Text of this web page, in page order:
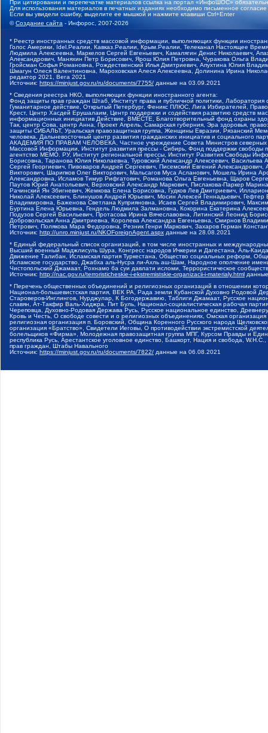
При цитировании и перепечатке материалов ссылка на портал «ИнфоШОС»
Для использования материалов в печатных изданиях необходимо письменное
Если вы увидели ошибку, выделите ее мышкой и нажмите клавиши Ctrl+Enter
©Создание сайта - Инфорос, 2007-2026
* Реестр иностранных средств массовой информации, выполняющих функции
Голос Америки, Idel.Реалии, Кавказ.Реалии, Крым.Реалии, Телеканал Настоящее
Людмила Алексеевна, Маркелов Сергей Евгеньевич, Камалягин Денис Николаевич,
Александрович, Маняхин Петр Борисович, Ярош Юлия Петровна, Чуракова Ольга
Гройсман Софья Романовна, Рождественский Илья Дмитриевич, Апухтина Юлия
Шмагун Олеся Валентиновна, Мароховская Алеся Алексеевна, Долинина Ирина
редактор 2021, Вега 2021
Источник: https://minjust.gov.ru/ru/documents/7755/ данные на 03.09.2021
* Сведения реестра НКО, выполняющих функции иностранного агента:
Фонд защиты прав граждан Штаб, Институт права и публичной политики,
Гуманитарное действие, Открытый Петербург, Феникс ПЛЮС, Лига Избирателей,
Крест, Центр Хасдей Ерушалаим, Центр поддержки и содействия развитию средств
информационных инициатив Действие, ВМЕСТЕ, Благотворительный фонд охраны
Так, центр Сова, центр Анна, Проект Апрель, Самарская губерния, Эра здоровья,
защиты СИБАЛЬТ, Уральская правозащитная группа, Женщины Евразии, Рязанский
человека, Дальневосточный центр развития гражданских инициатив и социального
АКАДЕМИЯ ПО ПРАВАМ ЧЕЛОВЕКА, Частное учреждение Совета Министров северных
Массовой Информации, Институт развития прессы - Сибирь, Фонд поддержки
агентство МЕМО. РУ, Институт региональной прессы, Институт Развития Свободы
Борисовна, Таранова Юлия Николаевна, Туровский Александр Алексеевич,
Сергей Георгиевич, Пивоваров Андрей Сергеевич, Писемский Евгений
Викторович, Шарипков Олег Викторович, Мальсагов Муса Асланович, Мошель Ирина
Александровна, Исламов Тимур Рифгатович, Романова Ольга Евгеньевна, Щаров
Паутов Юрий Анатольевич, Верховский Александр Маркович, Пислакова-Паркер
Рачинский Ян Збигневич, Жемкова Елена Борисовна, Гудков Лев Дмитриевич,
Николай Алексеевич, Блинушов Андрей Юрьевич, Мосин Алексей Геннадьевич,
Владимировна, Баженова Светлана Куприяновна, Исаев Сергей Владимирович,
Буртина Елена Юрьевна, Гендель Людмила Залмановна, Кокорина Екатерина
Подузов Сергей Васильевич, Протасова Ирина Вячеславовна, Литинский Леонид
Добровольская Анна Дмитриевна, Королева Александра Евгеньевна, Смирнов
Петрович, Полякова Мара Федоровна, Резник Генри Маркович, Захаров Герман
Источник: http://unro.minjust.ru/NKOForeignAgent.aspx данные на 28.08.2021
* Единый федеральный список организаций, в том числе иностранных и
Высший военный Маджлисуль Шура, Конгресс народов Ичкерии и Дагестана, Аль-
Движение Талибан, Исламская партия Туркестана, Общество социальных реформ,
Исламское государство, Джабха аль-Нусра ли-Ахль аш-Шам, Народное ополчение
Чистопольский Джамаат, Рохнамо ба суи давлати исломи, Террористическое
Источник: http://nac.gov.ru/terroristicheskie-i-ekstremistskie-organizacii-i-materialy.html
* Перечень общественных объединений и религиозных организаций в отношении
Национал-большевистская партия, ВЕК РА, Рада земли Кубанской Духовно Родовой
Староверов-Инглингов, Нурджулар, К Богодержавию, Таблиги Джамаат, Русское
славян, Ат-Такфир Валь-Хиджра, Пит Буль, Национал-социалистическая рабочая
Череповца, Духовно-Родовая Держава Русь, Русское национальное единство,
Кровь и Честь, О свободе совести и о религиозных объединениях, Омская
религиозная организация п. Боровский, Община Коренного Русского народа
организация «Братство», Свидетели Иеговы, О противодействии экстремистской
болельщиков «Фирма», Молодежная правозащитная группа МПГ, Курсом Правды и
республика Русь, Арестантское уголовное единство, Башкорт, Нация и свобода,
прав граждан, Штабы Навального
Источник: https://minjust.gov.ru/ru/documents/7822/ данные на 06.08.2021